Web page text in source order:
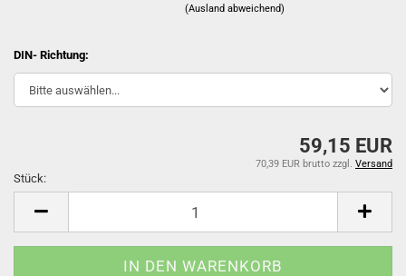
(Ausland abweichend)
DIN- Richtung:
59,15 EUR
70,39 EUR brutto zzgl. Versand
Stück: